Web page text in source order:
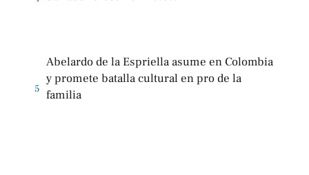
5
Abelardo de la Espriella asume en Colombia
y promete batalla cultural en pro de la
familia